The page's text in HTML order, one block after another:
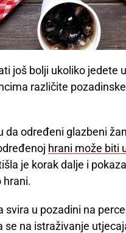
još bolji ukoliko jedete
različite
da određeni glazbeni
hrani može biti
je korak dalje i
hrani.
svira u pozadini na
na istraživanje